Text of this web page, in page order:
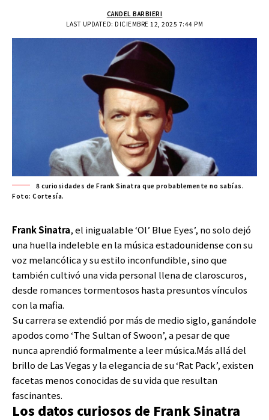
LAST UPDATED: DICIEMBRE 12, 2025 7:44 PM
CANDEL BARBIERI
8 curiosidades de Frank Sinatra que probablemente no sabías.
Foto: Cortesía.
Frank Sinatra, el inigualable ‘Ol’ Blue Eyes’, no solo dejó
una huella indeleble en la música estadounidense con su
voz melancólica y su estilo inconfundible, sino que
también cultivó una vida personal llena de claroscuros,
desde romances tormentosos hasta presuntos vínculos
con la mafia.
Su carrera se extendió por más de medio siglo, ganándole
apodos como ‘The Sultan of Swoon’, a pesar de que
nunca aprendió formalmente a leer música.Más allá del
brillo de Las Vegas y la elegancia de su ‘Rat Pack’, existen
facetas menos conocidas de su vida que resultan
fascinantes.
Los datos curiosos de Frank Sinatra